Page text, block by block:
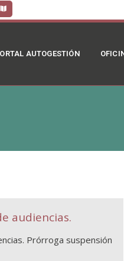
AUTOGESTIÓN
audiencias.
Prórroga suspensión